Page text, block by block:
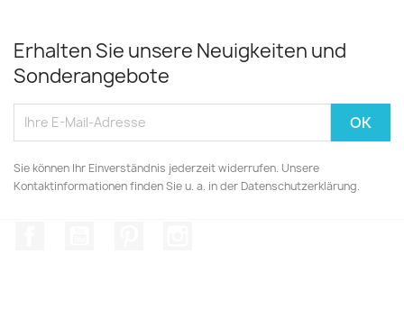
Erhalten Sie unsere Neuigkeiten und
Sonderangebote
Sie können Ihr Einverständnis jederzeit widerrufen. Unsere
Kontaktinformationen finden Sie u. a. in der Datenschutzerklärung.